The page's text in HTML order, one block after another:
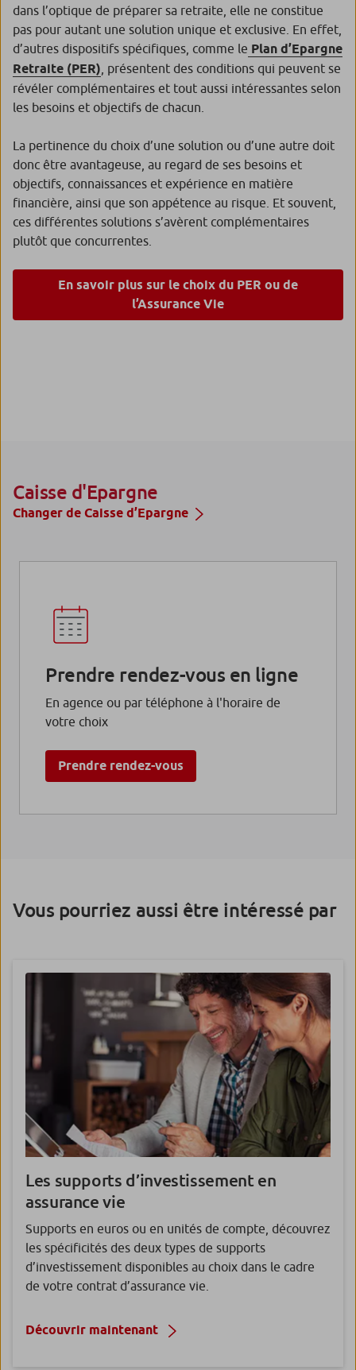
dans l’optique de préparer sa retraite, elle ne constitue
pas pour autant une solution unique et exclusive. En effet,
d’autres dispositifs spécifiques, comme le Plan d’Epargne
Retraite (PER) , présentent des conditions qui peuvent se
révéler complémentaires et tout aussi intéressantes selon
les besoins et objectifs de chacun.
La pertinence du choix d’une solution ou d’une autre doit
donc être avantageuse, au regard de ses besoins et
objectifs, connaissances et expérience en matière
financière, ainsi que son appétence au risque. Et souvent,
ces différentes solutions s’avèrent complémentaires
plutôt que concurrentes.
En savoir plus sur le choix du PER ou de
l’Assurance Vie
Caisse d'Epargne
Changer de Caisse d’Epargne
Prendre rendez-vous en ligne
En agence ou par téléphone à l'horaire de
votre choix
Prendre rendez-vous
Vous pourriez aussi être intéressé par
Les supports d’investissement en
assurance vie
Supports en euros ou en unités de compte, découvrez
les spécificités des deux types de supports
d’investissement disponibles au choix dans le cadre
de votre contrat d’assurance vie.
Découvrir maintenant